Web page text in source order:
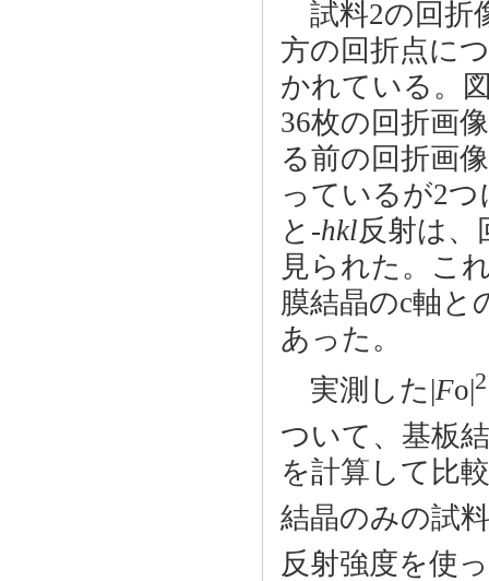
試料2の回折
方の回折点に
かれている。
36枚の回折画
る前の回折画
っているが2
と-hkl反射は、
見られた。こ
膜結晶のc軸と
あった。
実測した|Fo|2
ついて、基板
を計算して比
結晶のみの試
反射強度を使